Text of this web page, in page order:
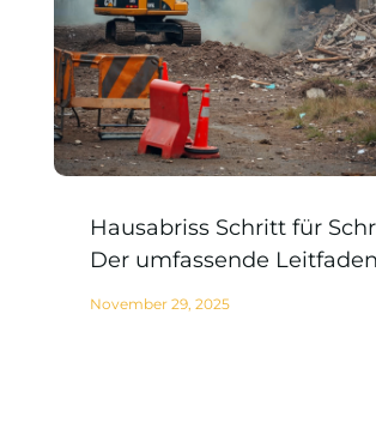
Hausabriss Schritt für
Der umfassende Leitfaden
November 29, 2025